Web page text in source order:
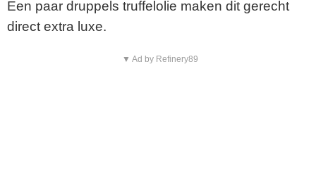
Een paar druppels truffelolie maken dit gerecht
direct extra luxe.
▼ Ad by Refinery89